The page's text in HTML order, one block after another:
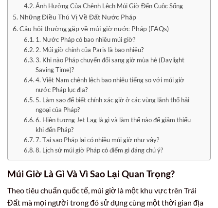
Ảnh Hưởng Của Chênh Lệch Múi Giờ Đến Cuộc Sống
Những Điều Thú Vị Về Đất Nước Pháp
Câu hỏi thường gặp về múi giờ nước Pháp (FAQs)
1. Nước Pháp có bao nhiêu múi giờ?
2. Múi giờ chính của Paris là bao nhiêu?
3. Khi nào Pháp chuyển đổi sang giờ mùa hè (Daylight
Saving Time)?
4. Việt Nam chênh lệch bao nhiêu tiếng so với múi giờ
nước Pháp lục địa?
5. Làm sao để biết chính xác giờ ở các vùng lãnh thổ hải
ngoại của Pháp?
6. Hiện tượng Jet Lag là gì và làm thế nào để giảm thiểu
khi đến Pháp?
7. Tại sao Pháp lại có nhiều múi giờ như vậy?
8. Lịch sử múi giờ Pháp có điểm gì đáng chú ý?
Múi Giờ Là Gì Và Vì Sao Lại Quan Trọng?
Theo tiêu chuẩn quốc tế, múi giờ là một khu vực trên Trái
Đất mà mọi người trong đó sử dụng cùng một thời gian địa